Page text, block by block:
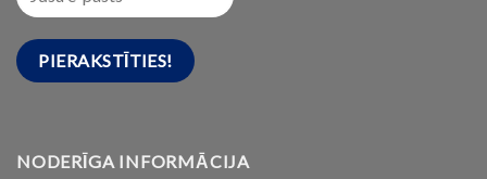
NODERĪGA INFORMĀCIJA